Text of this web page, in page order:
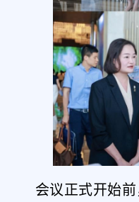
会议正式开始